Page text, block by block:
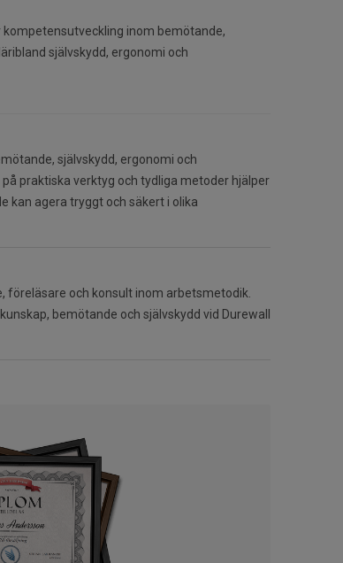
inom bemötande,
självskydd, ergonomi och
självskydd, ergonomi och
praktiska verktyg och tydliga metoder hjälper
kan agera tryggt och säkert i olika
föreläsare och konsult inom arbetsmetodik.
bemötande och självskydd vid Durewall